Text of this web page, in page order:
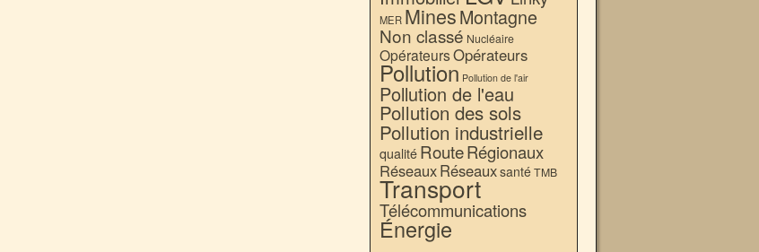
MER MinesMontagne
Non classé Nucléaire
OpérateursOpérateurs
Pollution Pollution de l'air
Pollution de l'eau
Pollution des sols
Pollution industrielle
qualité RouteRégionaux
RéseauxRéseauxsantéTMB
Transport
Télécommunications
Énergie